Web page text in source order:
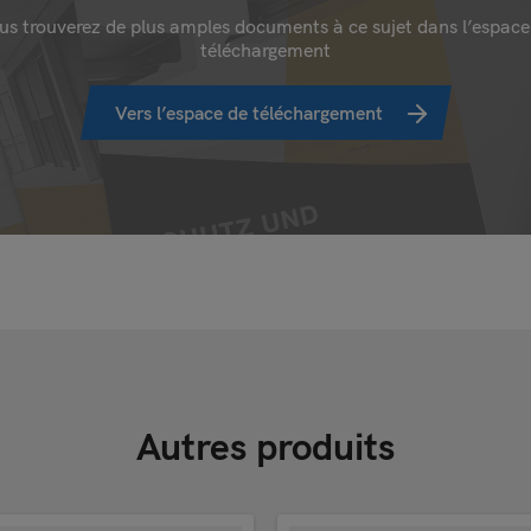
trouverez de plus amples documents à ce sujet dans
téléchargement
Vers l’espace de téléchargement
Autres produits